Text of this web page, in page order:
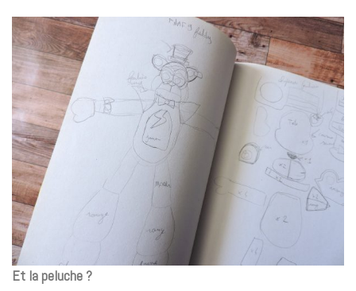
Et la peluche ?